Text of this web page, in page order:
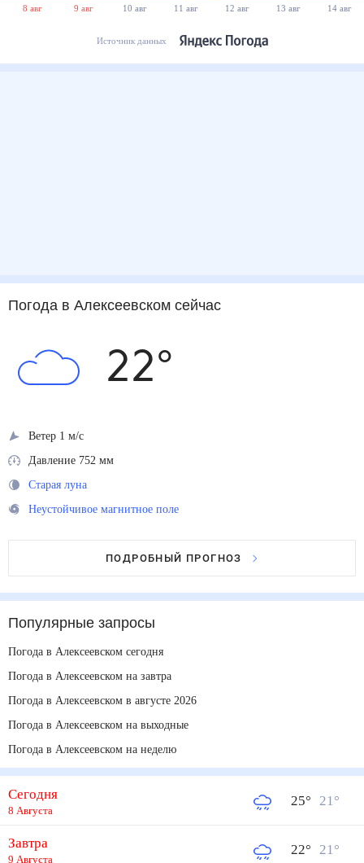
8 авг 9 авг 10 авг 11 авг 12 авг 13 авг 14 авг
Источник данных
Погода в Алексеевскомсейчас
22°
Ветер 1 м/с
Давление 752 мм
Старая луна
Неустойчивое магнитное поле
ПОДРОБНЫЙ ПРОГНОЗ
Популярные запросы
Погода в Алексеевском сегодня
Погода в Алексеевском на завтра
Погода в Алексеевском в августе 2026
Погода в Алексеевском на выходные
Погода в Алексеевском на неделю
Сегодня
8 Августа
25° 21°
Завтра
9 Августа
22° 21°